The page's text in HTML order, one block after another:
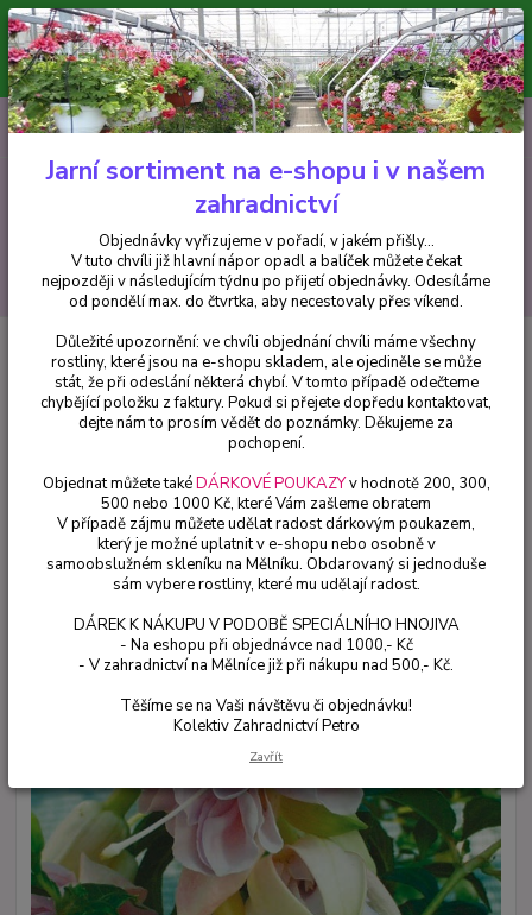
Minimální hodnota pro odeslání z e-shopu je 300 Kč.
V tuto chvíli již hlavní nápor objednávek opadl a balíček můžete čekat
nejpozději v následujícím týdnu po přijetí objednávky. Objednávky
vyřizujeme v pořadí, v jakém přišly...
CZK
Hledat
+420 602 223 614 0ks
za0 Kč
Fuchsie Holly´s Beauty Fuchsie - cena na prodejně
Holly´s Beauty Fuchsie - cena na
prodejně
Jarní sortiment na e-shopu i v našem
zahradnictví
Objednávky vyřizujeme v pořadí, v jakém přišly...
V tuto chvíli již hlavní nápor opadl a balíček můžete čekat
nejpozději v následujícím týdnu po přijetí objednávky. Odesíláme
od pondělí max. do čtvrtka, aby necestovaly přes víkend.
Důležité upozornění: ve chvíli objednání chvíli máme všechny
rostliny, které jsou na e-shopu skladem, ale ojediněle se může
stát, že při odeslání některá chybí. V tomto případě odečteme
chybějící položku z faktury. Pokud si přejete dopředu kontaktovat,
dejte nám to prosím vědět do poznámky. Děkujeme za
pochopení.
Objednat můžete takéDÁRKOVÉ POUKAZYv hodnotě 200, 300,
500 nebo 1000 Kč, které Vám zašleme obratem
V případě zájmu můžete udělat radost dárkovým poukazem,
který je možné uplatnit v e-shopu nebo osobně v
samoobslužném skleníku na Mělníku. Obdarovaný si jednoduše
sám vybere rostliny, které mu udělají radost.
DÁREK K NÁKUPU V PODOBĚ SPECIÁLNÍHO HNOJIVA
- Na eshopu při objednávce nad 1000,- Kč
- V zahradnictví na Mělníce již při nákupu nad 500,- Kč.
Těšíme se na Vaši návštěvu či objednávku!
Kolektiv Zahradnictví Petro
Zavřít